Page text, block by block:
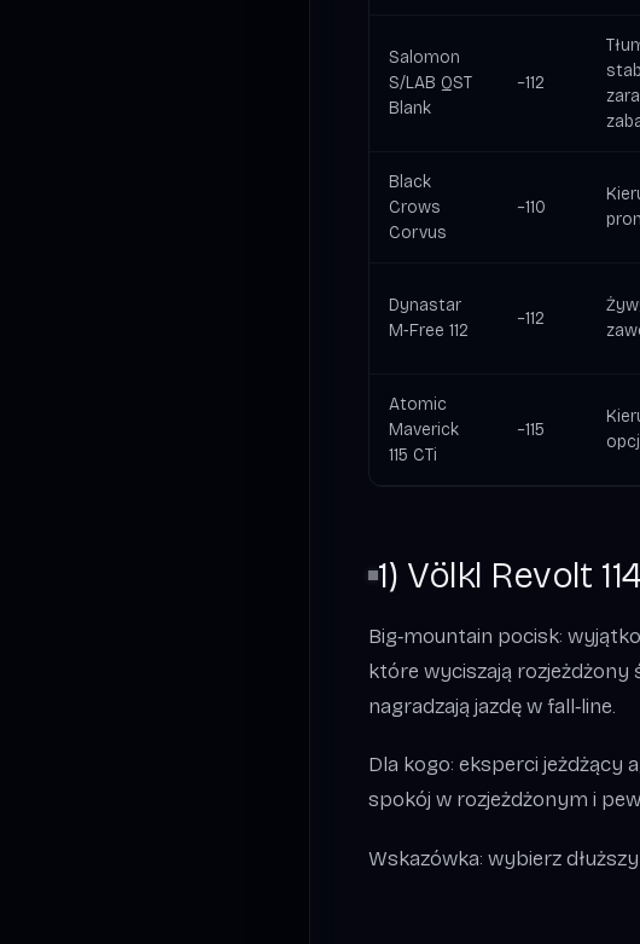
Salomon
S/LAB QST
Blank
~112
Black
Crows
Corvus
~110
Dynastar
M‑Free 112
~112
Atomic
Maverick
115 CTi
~115
1) Völkl Revolt 114
Big‑mountain pocisk:
które wyciszają rozjeżdżony
nagradzają jazdę w fall‑line.
Dla kogo: eksperci jeżdżący
spokój w rozjeżdżonym i
Wskazówka: wybierz